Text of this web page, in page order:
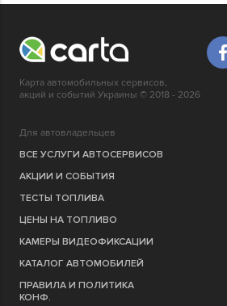
Карта автомобильных сервисов,
акций и событий Украины © 2018 - 2026
Для автовладельцев
ВСЕ УСЛУГИ АВТОСЕРВИСОВ
АКЦИИ И СОБЫТИЯ
ТЕСТЫ ТОПЛИВА
ЦЕНЫ НА ТОПЛИВО
КАМЕРЫ ВИДЕОФИКСАЦИИ
КАТАЛОГ АВТОМОБИЛЕЙ
ПРАВИЛА И ПОЛИТИКА
КОНФ.